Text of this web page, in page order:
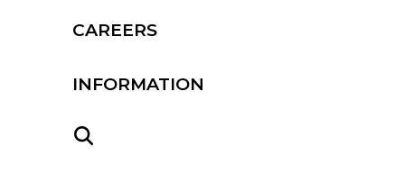
CAREERS
INFORMATION